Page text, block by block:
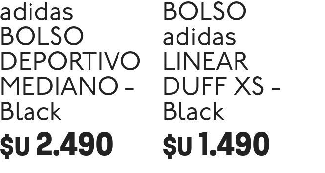
adidas
BOLSO
DEPORTIVO
MEDIANO -
Black
$U 2.490
BOLSO
adidas
LINEAR
DUFF XS -
Black
$U1.490